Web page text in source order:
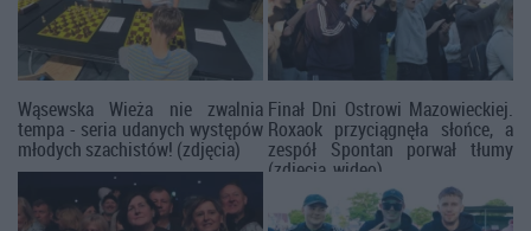
Wąsewska Wieża nie zwalnia
tempa - seria udanych występów
młodych szachistów! (zdjęcia)
Finał Dni Ostrowi Mazowieckiej.
Roxaok przyciągnęła słońce, a
zespół Spontan porwał tłumy
(zdjęcia, wideo)